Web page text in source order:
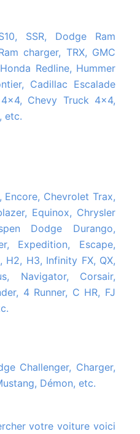
charger, TRX, GMC
Redline, Hummer
Cadillac Escalade
Chevy Truck 4x4,
etc.
Equinox, Chrysler
Dodge Durango,
Expedition, Escape,
H2, H3, Infinity FX, QX,
Navigator, Corsair,
4 Runner, C HR, FJ
Démon, etc.